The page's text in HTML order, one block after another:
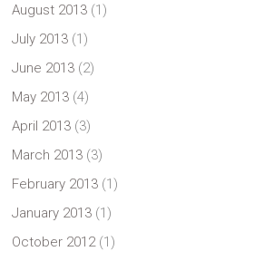
August 2013 (1)
July 2013 (1)
June 2013 (2)
May 2013 (4)
April 2013 (3)
March 2013 (3)
February 2013 (1)
January 2013 (1)
October 2012(1)